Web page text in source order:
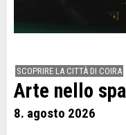
SCOPRIRE LA CITTÀ DI COIRA
Arte nello
8. agosto 2026